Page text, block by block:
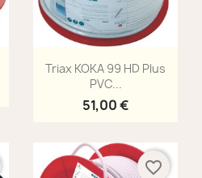
Aperçu rapide
Triax KOKA 99 HD Plus
PVC...
51,00 €
favorite_border